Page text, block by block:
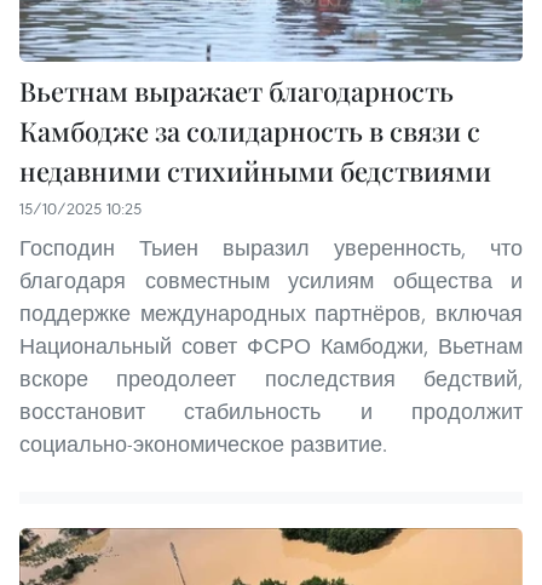
Вьетнам выражает благодарность
Камбодже за солидарность в связи с
недавними стихийными бедствиями
15/10/2025 10:25
Господин Тьиен выразил уверенность, что
благодаря совместным усилиям общества и
поддержке международных партнёров, включая
Национальный совет ФСРО Камбоджи, Вьетнам
вскоре преодолеет последствия бедствий,
восстановит стабильность и продолжит
социально-экономическое развитие.